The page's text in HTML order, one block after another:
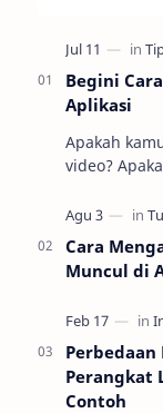
Begini
Aplikasi
Apakah
video?
repot
aplikasi
Cara
Muncul di
Perbedaan
Perangkat
Contoh